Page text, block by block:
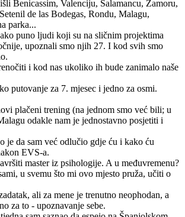
Benicassim, Valenciju, Salamancu, Zamoru,
de las Bodegas, Rondu, Malagu,
parka...
puno ljudi koji su na sličnim projektima
upoznali smo njih 27. I kod svih smo
i kod nas ukoliko ih bude zanimalo naše
putovanje za 7. mjesec i jedno za osmi.
plačeni trening (na jednom smo već bili; u
odakle nam je jednostavno posjetiti i
je da sam već odlučio gdje ću i kako ću
EVS-a.
master iz psihologije. A u međuvremenu?
u svemu što mi ovo mjesto pruža, učiti o
ali za mene je trenutno neophodan, a
za to - upoznavanje sebe.